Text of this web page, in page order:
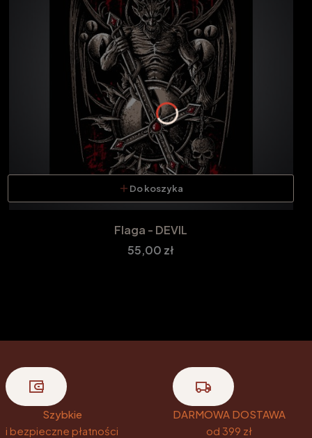
Do koszyka
Flaga - DEVIL
Cena
55,00 zł
Szybkie
i bezpieczne płatności
DARMOWA DOSTAWA
od 399 zł